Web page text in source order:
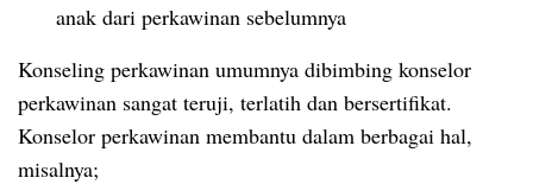
anak dari perkawinan sebelumnya
Konseling perkawinan umumnya dibimbing konselor
perkawinan sangat teruji, terlatih dan bersertifikat.
Konselor perkawinan membantu dalam berbagai hal,
misalnya;